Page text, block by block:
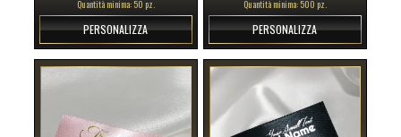
Quantità minima: 50 pz.
PERSONALIZZA
Quantità minima: 500 pz.
PERSONALIZZA